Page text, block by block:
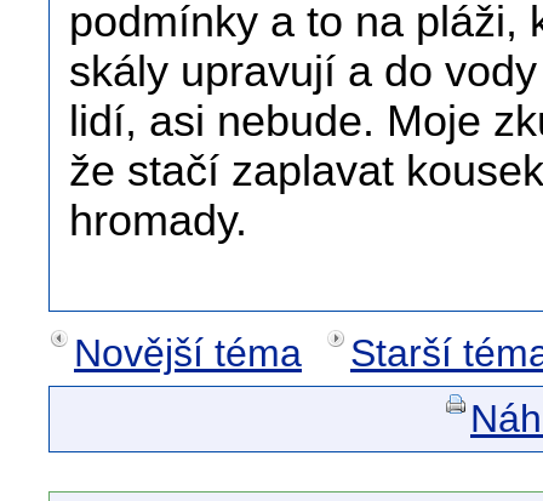
podmínky a to na pláži,
skály upravují a do
lidí, asi nebude. Moje
že stačí zaplavat
hromady.
Novější téma
Starší